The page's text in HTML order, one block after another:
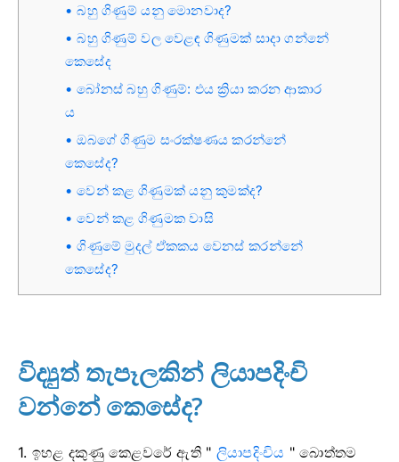
බහු ගිණුම් යනු මොනවාද?
බහු ගිණුම් වල වෙළඳ ගිණුමක් සාදා ගන්නේ
කෙසේද
බෝනස් බහු ගිණුම්: එය ක්‍රියා කරන ආකාර
ය
ඔබගේ ගිණුම සංරක්ෂණය කරන්නේ
කෙසේද?
වෙන් කළ ගිණුමක් යනු කුමක්ද?
වෙන් කළ ගිණුමක වාසි
ගිණුමේ මුදල් ඒකකය වෙනස් කරන්නේ
කෙසේද?
විද්‍යුත් තැපෑලකින් ලියාපදිංචි
වන්නේ කෙසේද?
1. ඉහළ දකුණු කෙළවරේ ඇති " ලියාපදිංචිය " බොත්තම